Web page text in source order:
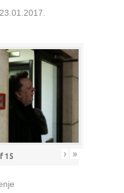
15 › »